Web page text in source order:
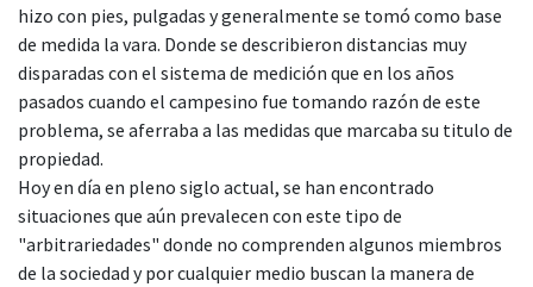
hizo con pies, pulgadas y generalmente se tomó como base
de medida la vara. Donde se describieron distancias muy
disparadas con el sistema de medición que en los años
pasados cuando el campesino fue tomando razón de este
problema, se aferraba a las medidas que marcaba su titulo de
propiedad.
Hoy en día en pleno siglo actual, se han encontrado
situaciones que aún prevalecen con este tipo de
"arbitrariedades" donde no comprenden algunos miembros
de la sociedad y por cualquier medio buscan la manera de